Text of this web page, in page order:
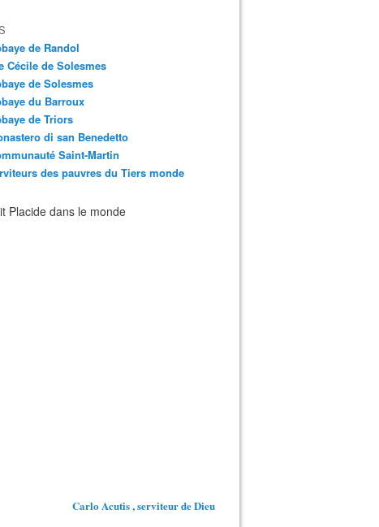
de Randol
Cécile de Solesmes
de Solesmes
du Barroux
de Triors
di san Benedetto
Saint-Martin
des pauvres du Tiers monde
Placide dans le monde
Carlo Acutis , serviteur de Dieu